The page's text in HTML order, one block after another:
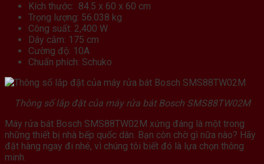
Kích thước: 84.5 x 60 x 60 cm
Trọng lượng: 56.038 kg
Công suất: 2,400 W
Dây cắm: 175 cm
Cường độ: 10A
Chuẩn phích: Schuko
Thông số lắp đặt của máy rửa bát Bosch SMS88TW02M
Máy rửa bát Bosch SMS88TW02M xứng đáng là một trong
những thiết bị nhà bếp quốc dân. Bạn còn chờ gì nữa nào? Hãy
đặt hàng ngay đi nhé, vì chúng tôi biết đó là lựa chọn thông
minh.